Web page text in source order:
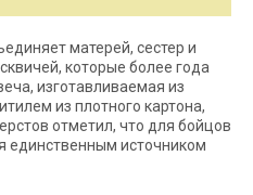
матерей, сестер и
которые более года
изготавливаемая из
из плотного картона,
отметил, что для бойцов
единственным источником